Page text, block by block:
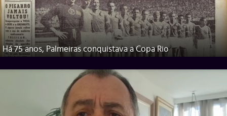
Há 75 anos, Palmeiras conquistava a Copa Rio